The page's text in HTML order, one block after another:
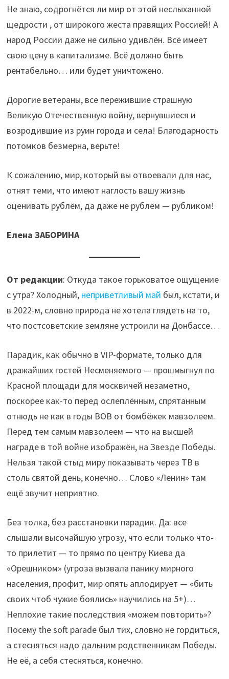
Не знаю, содрогнётся ли мир от этой неслыханной
щедрости , от широкого жеста правящих Россией! А
народ России даже не сильно удивлён. Всё имеет
свою цену в капитализме. Всё должно быть
рентабельно… или будет уничтожено.
Дорогие ветераны, все пережившие страшную
Великую Отечественную войну, вернувшиеся и
возродившие из руин города и села! Благодарность
потомков безмерна, верьте!
К сожалению, мир, который вы отвоевали для нас,
отнят теми, что имеют наглость вашу жизнь
оценивать рублём, да даже не рублём — рубликом!
Елена ЗАБОРИНА
От редакции: Откуда такое горьковатое ощущение
с утра? Холодный, неприветливый май был, кстати, и
в 2022-м, словно природа не хотела глядеть на то,
что постсоветские земляне устроили на Донбассе…
Парадик, как обычно в VIP-формате, только для
дражайших гостей Несменяемого — прошмыгнул по
Красной площади для москвичей незаметно,
поскорее как-то перед ослеплённым, спрятанным
отнюдь не как в годы ВОВ от бомбёжек мавзолеем.
Перед тем самым мавзолеем — что на высшей
награде в той войне изображён, на Звезде Победы.
Нельзя такой стыд миру показывать через ТВ в
столь святой день, конечно… Слово «Ленин» там
ещё звучит неприятно.
Без толка, без расстановки парадик. Да: все
слышали высочайшую угрозу, что если только что-
то прилетит — то прямо по центру Киева да
«Орешником» (угроза вызвала панику мирного
населения, профит, мир опять аплодирует — «бить
своих чтоб чужие боялись» научились на 5+)…
Неплохие такие последствия «можем повторить»?
Посему the soft parade был тих, словно не гордиться,
а стесняться надо дальним родственникам Победы.
Не её, а себя стесняться, конечно.